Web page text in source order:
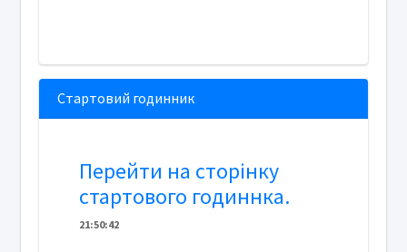
Стартовий годинник
Перейти на сторінку
стартового годиннка.
21:50:42